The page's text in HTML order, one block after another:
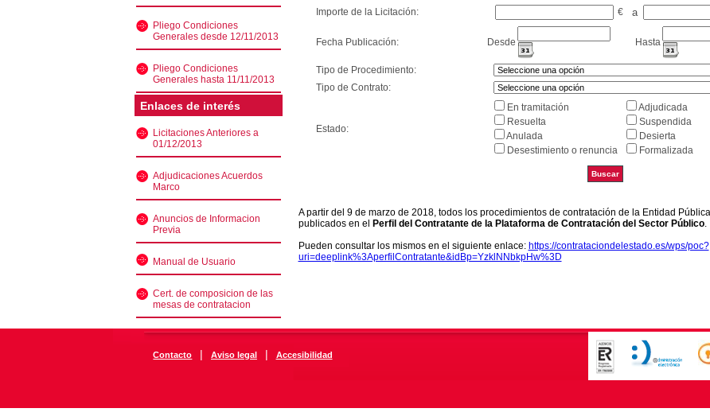
Pliego Condiciones
Generales desde 12/11/2013
Pliego Condiciones
Generales hasta 11/11/2013
Enlaces de interés
Licitaciones Anteriores a
01/12/2013
Adjudicaciones Acuerdos
Marco
Anuncios de Informacion
Previa
Manual de Usuario
Cert. de composicion de las
mesas de contratacion
Importe de la Licitación:
€ a
Fecha Publicación: Desde Hasta
Tipo de Procedimiento:
Tipo de Contrato:
Estado:
En tramitación
Adjudicada
Resuelta
Suspendida
Anulada
Desierta
Desestimiento o renuncia
Formalizada
A partir del 9 de marzo de 2018, todos los procedimientos de contratación de la Entidad
publicados en el
Perfil del Contratante de la Plataforma de Contratación del Sector Público.
Pueden consultar los mismos en el siguiente enlace: https://contrataciondelestado.es/wps/poc?
uri=deeplink%3AperfilContratante&idBp=YzklNNbkpHw%3D
Contacto | Aviso legal | Accesibilidad